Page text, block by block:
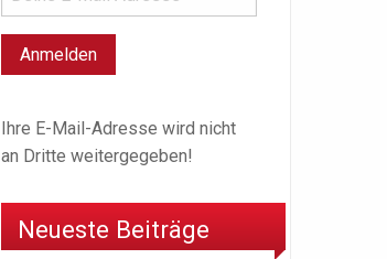
Ihre E-Mail-Adresse wird nicht
an Dritte weitergegeben!
Neueste Beiträge